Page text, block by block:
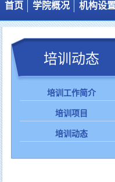
首页
通知公告
学院概况 机构设
培训动态
培训工作简介
培训项目
培训动态